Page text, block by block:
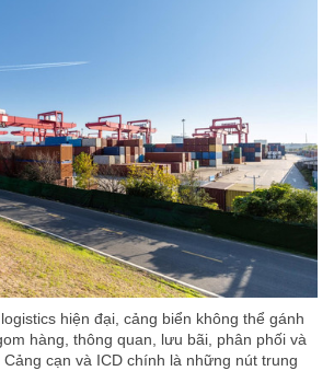
hiện đại, cảng biển không thể gánh
hàng, thông quan, lưu bãi, phân phối và
cạn và ICD chính là những nút trung